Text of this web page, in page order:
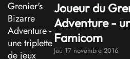
Joueur du
Adventure -
Famicom
Jeu 17 novembre 2016